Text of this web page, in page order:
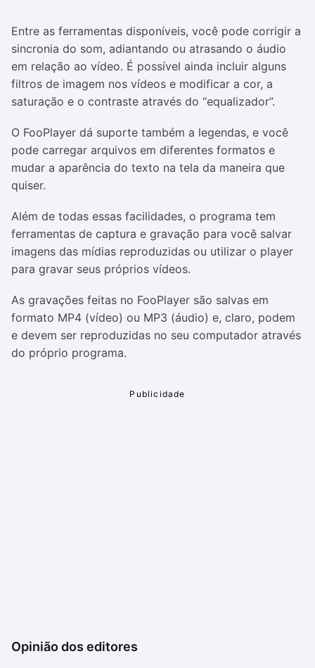
Entre as ferramentas disponíveis, você pode corrigir a
sincronia do som, adiantando ou atrasando o áudio
em relação ao vídeo. É possível ainda incluir alguns
filtros de imagem nos vídeos e modificar a cor, a
saturação e o contraste através do “equalizador”.
O FooPlayer dá suporte também a legendas, e você
pode carregar arquivos em diferentes formatos e
mudar a aparência do texto na tela da maneira que
quiser.
Além de todas essas facilidades, o programa tem
ferramentas de captura e gravação para você salvar
imagens das mídias reproduzidas ou utilizar o player
para gravar seus próprios vídeos.
As gravações feitas no FooPlayer são salvas em
formato MP4 (vídeo) ou MP3 (áudio) e, claro, podem
e devem ser reproduzidas no seu computador através
do próprio programa.
Opinião dos editores